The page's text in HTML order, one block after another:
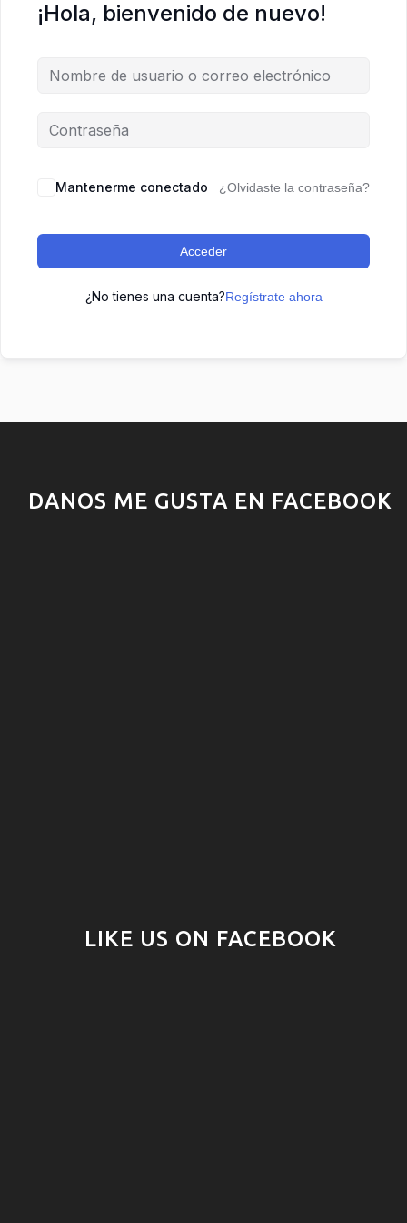
¡Hola, bienvenido de nuevo!
Mantenerme conectado ¿Olvidaste la contraseña?
Acceder
¿No tienes una cuenta?Regístrate ahora
DANOS ME GUSTA EN FACEBOOK
LIKE US ON FACEBOOK